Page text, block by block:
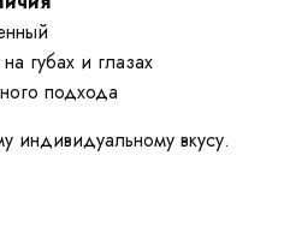
губах и глазах
подхода
индивидуальному вкусу.